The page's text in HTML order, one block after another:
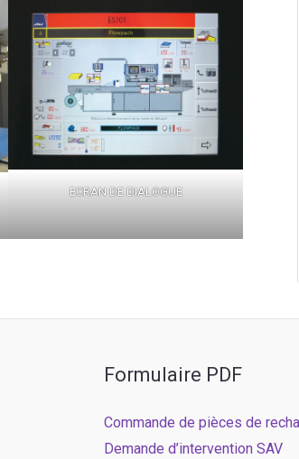
ECRAN DE DIALOGUE
Formulaire PDF
Commande de pièces de
Demande d’intervention SAV